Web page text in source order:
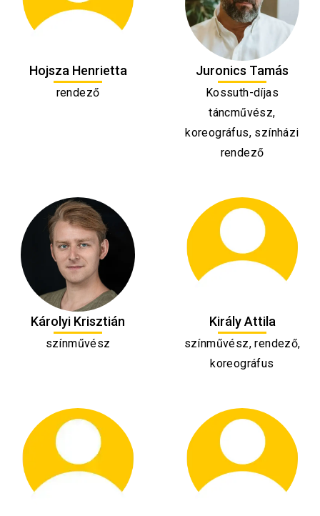
Hojsza Henrietta
rendező
Juronics Tamás
Kossuth-díjas
táncművész,
koreográfus, színházi
rendező
Károlyi Krisztián
színművész
Király Attila
színművész, rendező,
koreográfus